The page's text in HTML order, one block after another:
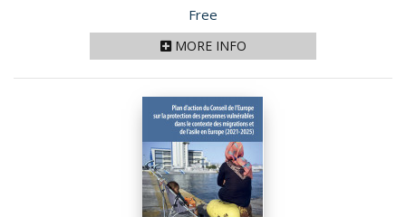
Price
Free
MORE INFO